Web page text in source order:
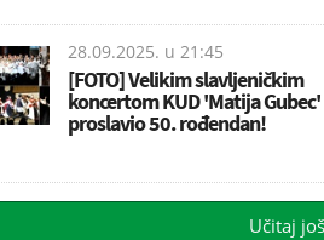
28.09.2025. u 21:45
[FOTO] Velikim slavljeničkim
koncertom KUD 'Matija Gubec'
proslavio 50. rođendan!
Učitaj